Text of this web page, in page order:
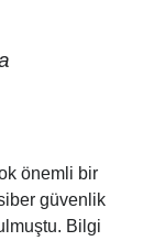
önemli bir
güvenlik
Bilgi